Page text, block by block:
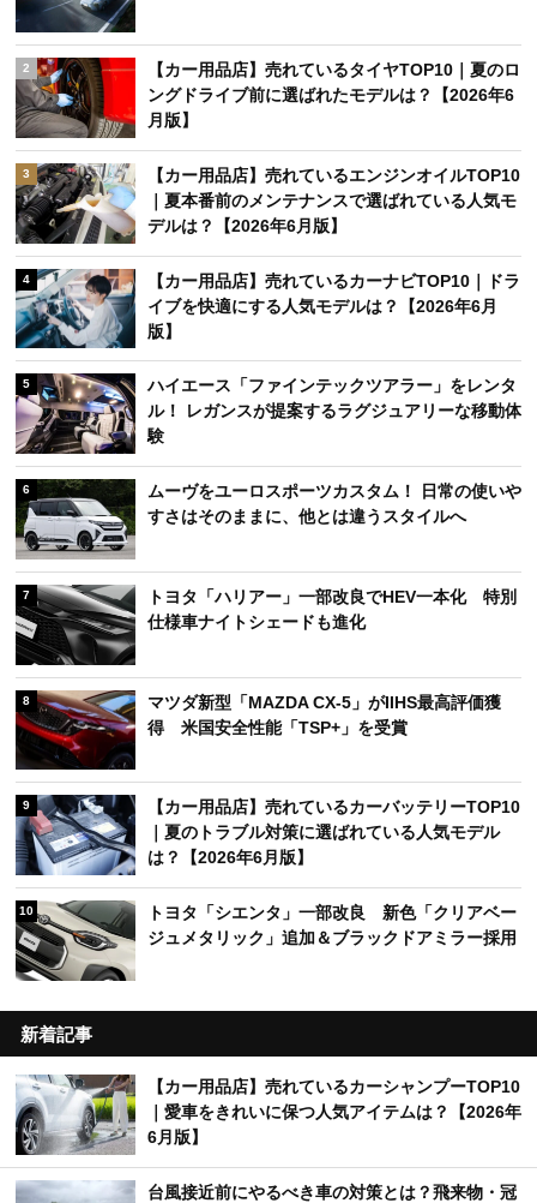
2
【カー用品店】売れているタイヤTOP10｜夏のロ
ングドライブ前に選ばれたモデルは？【2026年6
月版】
3
【カー用品店】売れているエンジンオイルTOP10
｜夏本番前のメンテナンスで選ばれている人気モ
デルは？【2026年6月版】
4
【カー用品店】売れているカーナビTOP10｜ドラ
イブを快適にする人気モデルは？【2026年6月
版】
5
ハイエース「ファインテックツアラー」をレンタ
ル！ レガンスが提案するラグジュアリーな移動体
験
6
ムーヴをユーロスポーツカスタム！ 日常の使いや
すさはそのままに、他とは違うスタイルへ
7
トヨタ「ハリアー」一部改良でHEV一本化 特別
仕様車ナイトシェードも進化
8
マツダ新型「MAZDA CX-5」がIIHS最高評価獲
得 米国安全性能「TSP+」を受賞
9
【カー用品店】売れているカーバッテリーTOP10
｜夏のトラブル対策に選ばれている人気モデル
は？【2026年6月版】
10
トヨタ「シエンタ」一部改良 新色「クリアベー
ジュメタリック」追加＆ブラックドアミラー採用
新着記事
【カー用品店】売れているカーシャンプーTOP10
｜愛車をきれいに保つ人気アイテムは？【2026年
6月版】
台風接近前にやるべき車の対策とは？飛来物・冠